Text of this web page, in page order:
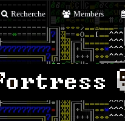
Recherche Members